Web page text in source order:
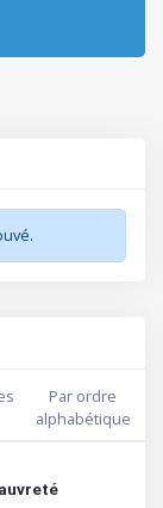
Par ordre
alphabétique